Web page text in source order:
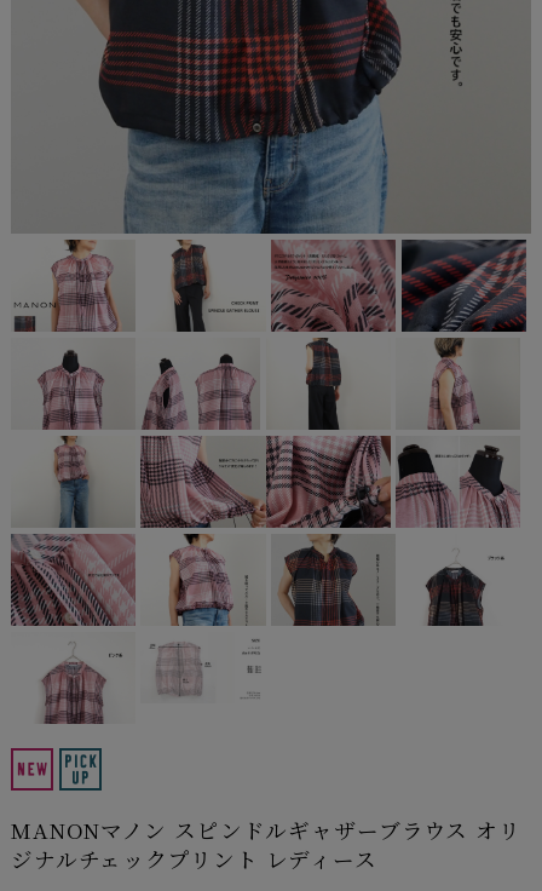
MANONマノン スピンドルギャザーブラウス オリ
ジナルチェックプリント レディース